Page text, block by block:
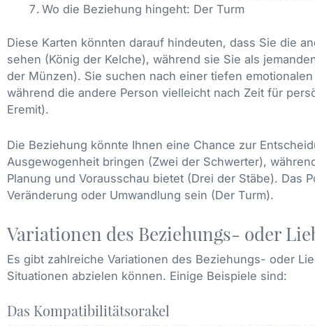
Wo die Beziehung hingeht: Der Turm
Diese Karten könnten darauf hindeuten, dass Sie die
sehen (König der Kelche), während sie Sie als
der Münzen). Sie suchen nach einer tiefen
während die andere Person vielleicht nach Zeit für
Eremit).
Die Beziehung könnte Ihnen eine Chance zur
Ausgewogenheit bringen (Zwei der Schwerter),
Planung und Vorausschau bietet (Drei der Stäbe). Das
Veränderung oder Umwandlung sein (Der Turm).
Variationen des Beziehungs- oder
Es gibt zahlreiche Variationen des Beziehungs- oder
Situationen abzielen können. Einige Beispiele sind:
Das Kompatibilitätsorakel